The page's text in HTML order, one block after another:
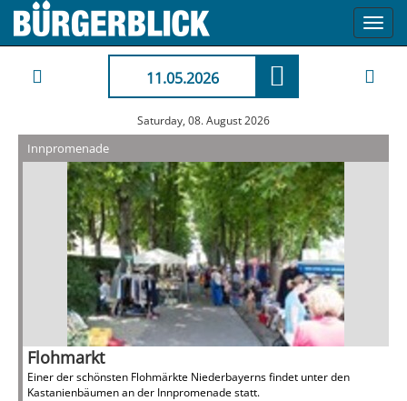
11.05.2026
Saturday, 08. August 2026
Innpromenade
Flohmarkt
Einer der schönsten Flohmärkte Niederbayerns findet unter den
Kastanienbäumen an der Innpromenade statt.